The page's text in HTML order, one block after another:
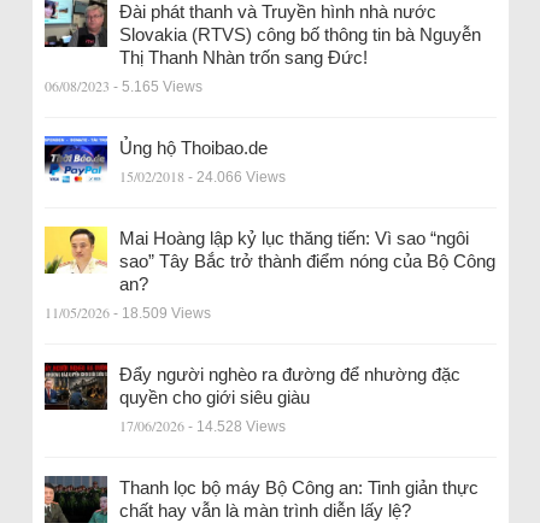
Đài phát thanh và Truyền hình nhà nước
Slovakia (RTVS) công bố thông tin bà Nguyễn
Thị Thanh Nhàn trốn sang Đức!
06/08/2023 - 5.165 Views
Ủng hộ Thoibao.de
15/02/2018 - 24.066 Views
Mai Hoàng lập kỷ lục thăng tiến: Vì sao “ngôi
sao” Tây Bắc trở thành điểm nóng của Bộ Công
an?
11/05/2026 - 18.509 Views
Đẩy người nghèo ra đường để nhường đặc
quyền cho giới siêu giàu
17/06/2026 - 14.528 Views
Thanh lọc bộ máy Bộ Công an: Tinh giản thực
chất hay vẫn là màn trình diễn lấy lệ?